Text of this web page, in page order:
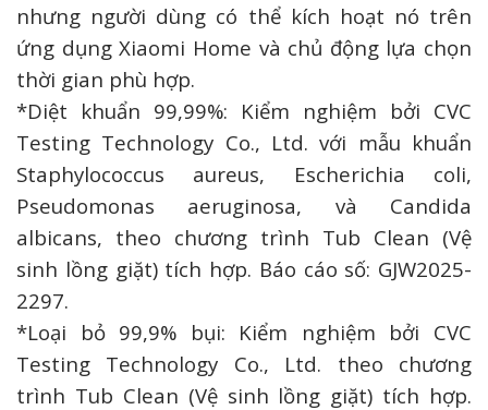
nhưng người dùng có thể kích hoạt nó trên
ứng dụng Xiaomi Home và chủ động lựa chọn
thời gian phù hợp.
*Diệt khuẩn 99,99%: Kiểm nghiệm bởi CVC
Testing Technology Co., Ltd. với mẫu khuẩn
Staphylococcus aureus, Escherichia coli,
Pseudomonas aeruginosa, và Candida
albicans, theo chương trình Tub Clean (Vệ
sinh lồng giặt) tích hợp. Báo cáo số: GJW2025-
2297.
*Loại bỏ 99,9% bụi: Kiểm nghiệm bởi CVC
Testing Technology Co., Ltd. theo chương
trình Tub Clean (Vệ sinh lồng giặt) tích hợp.